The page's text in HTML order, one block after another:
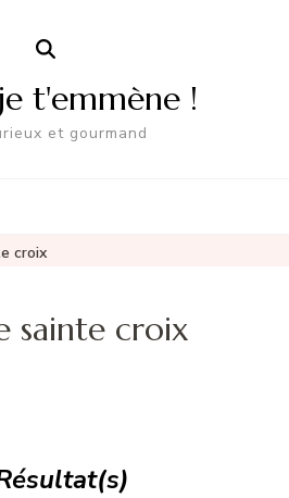
t'emmène !
et gourmand
croix
sainte croix